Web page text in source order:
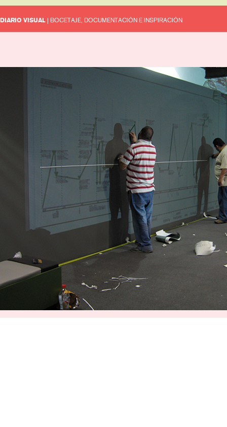
DIARIO VISUAL | BOCETAJE, DOCUMENTACIÓN E INSPIRACIÓN